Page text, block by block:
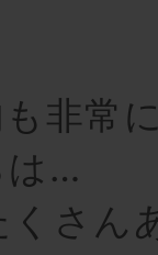
非常
は…
さん